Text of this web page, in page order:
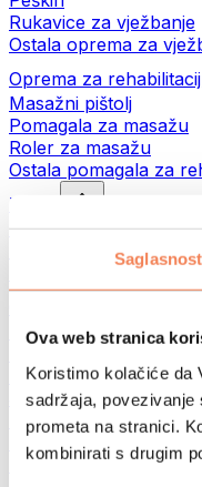
Saglasnost
Ova web stranica
Koristimo kolačiće da
sadržaja,
prometa na stranici.
kombinirati s drugim
Rukavice za vježbanje
Ostala oprema za
Oprema za
Masažni pištolj
Pomagala za masažu
Roler za masažu
Ostala pomagala za
Torbe
Torbe za hranu
Sportske torbe
Trčanje
Biciklizam
Joga i pilates
Kupanje hladnom
Plivanje
Planinarenje